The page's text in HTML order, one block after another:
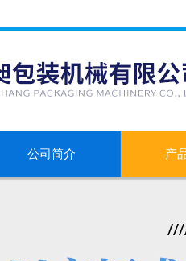
公司简介 产